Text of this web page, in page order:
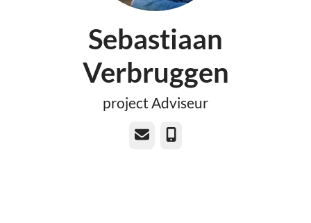
Sebastiaan
Verbruggen
project Adviseur
E-mailadresTelefoonnummer